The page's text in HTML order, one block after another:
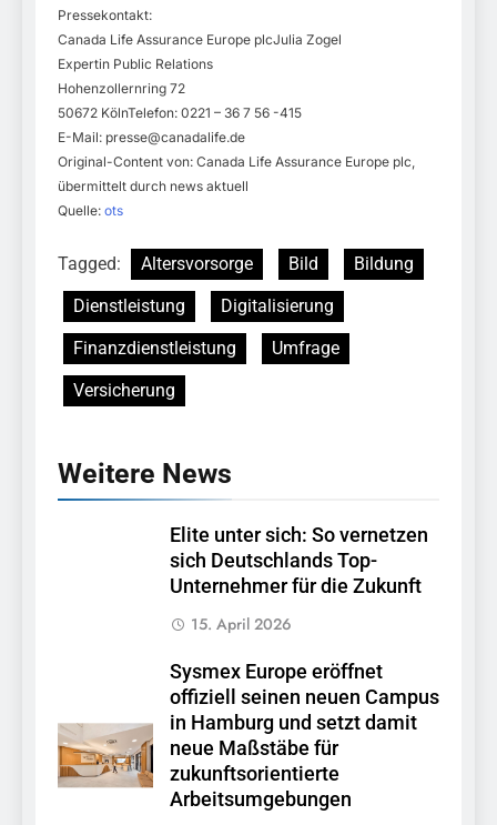
Pressekontakt:
Canada Life Assurance Europe plcJulia Zogel
Expertin Public Relations
Hohenzollernring 72
50672 KölnTelefon: 0221 – 36 7 56 -415
E-Mail: presse@canadalife.de
Original-Content von: Canada Life Assurance Europe plc,
übermittelt durch news aktuell
Quelle: ots
Tagged: Altersvorsorge Bild
Bildung
Dienstleistung
Digitalisierung
Finanzdienstleistung
Umfrage
Versicherung
Weitere News
Elite unter sich: So vernetzen
sich Deutschlands Top-
Unternehmer für die Zukunft
15. April 2026
Sysmex Europe eröffnet
offiziell seinen neuen Campus
in Hamburg und setzt damit
neue Maßstäbe für
zukunftsorientierte
Arbeitsumgebungen